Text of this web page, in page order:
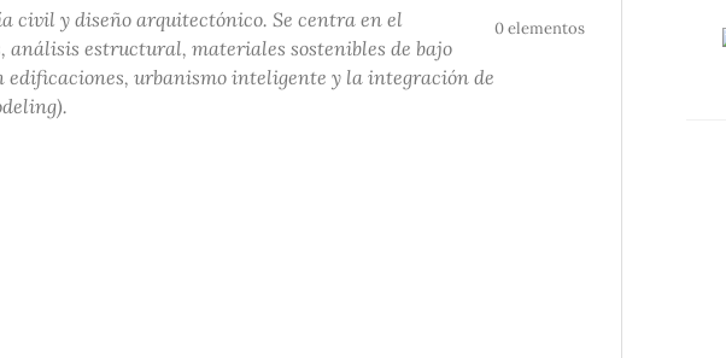
0 elementos
civil y diseño arquitectónico. Se centra en el
análisis estructural, materiales sostenibles de bajo
urbanismo inteligente y la integración de
).